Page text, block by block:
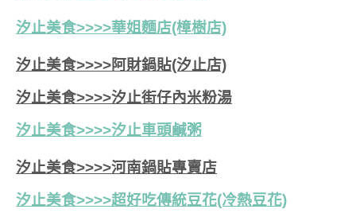
汐止美食>>>>華姐麵店(樟樹店)
汐止美食>>>>阿財鍋貼(汐止店)
汐止美食>>>>汐止街仔內米粉湯
汐止美食>>>>汐止車頭鹹粥
汐止美食>>>>河南鍋貼專賣店
汐止美食>>>>超好吃傳統豆花(冷熱豆花)